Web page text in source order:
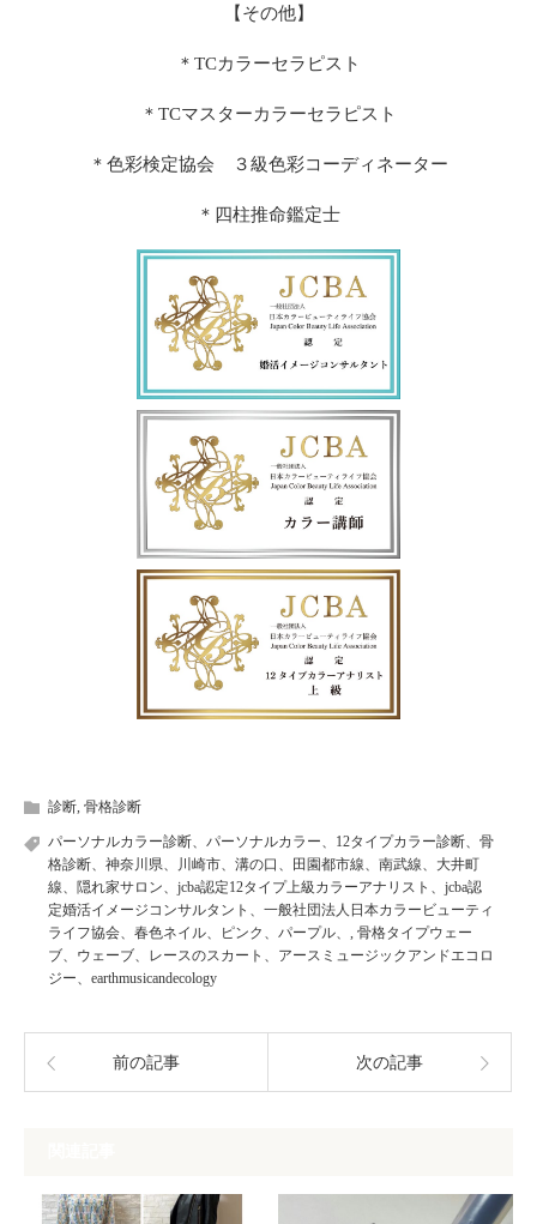
【その他】
＊TCカラーセラピスト
＊TCマスターカラーセラピスト
＊色彩検定協会 ３級色彩コーディネーター
＊四柱推命鑑定士
診断, 骨格診断
パーソナルカラー診断、パーソナルカラー、12タイプカラー診断、骨
格診断、神奈川県、川崎市、溝の口、田園都市線、南武線、大井町
線、隠れ家サロン、jcba認定12タイプ上級カラーアナリスト、jcba認
定婚活イメージコンサルタント、一般社団法人日本カラービューティ
ライフ協会、春色ネイル、ピンク、パープル、 , 骨格タイプウェー
ブ、ウェーブ、レースのスカート、アースミュージックアンドエコロ
ジー、earthmusicandecology
前の記事 次の記事